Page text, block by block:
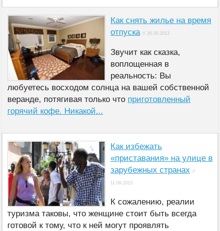
Как снять жилье на время
отпуска // 26.09.2013
Звучит как сказка,
воплощенная в
реальность: Вы
любуетесь восходом солнца на вашей собственной
веранде, потягивая только что приготовленный
горячий кофе. Никакой...
Как избежать
«приставания» на улице в
зарубежных странах //
11.09.2013
К сожалению, реалии
туризма таковы, что женщине стоит быть всегда
готовой к тому, что к ней могут проявлять